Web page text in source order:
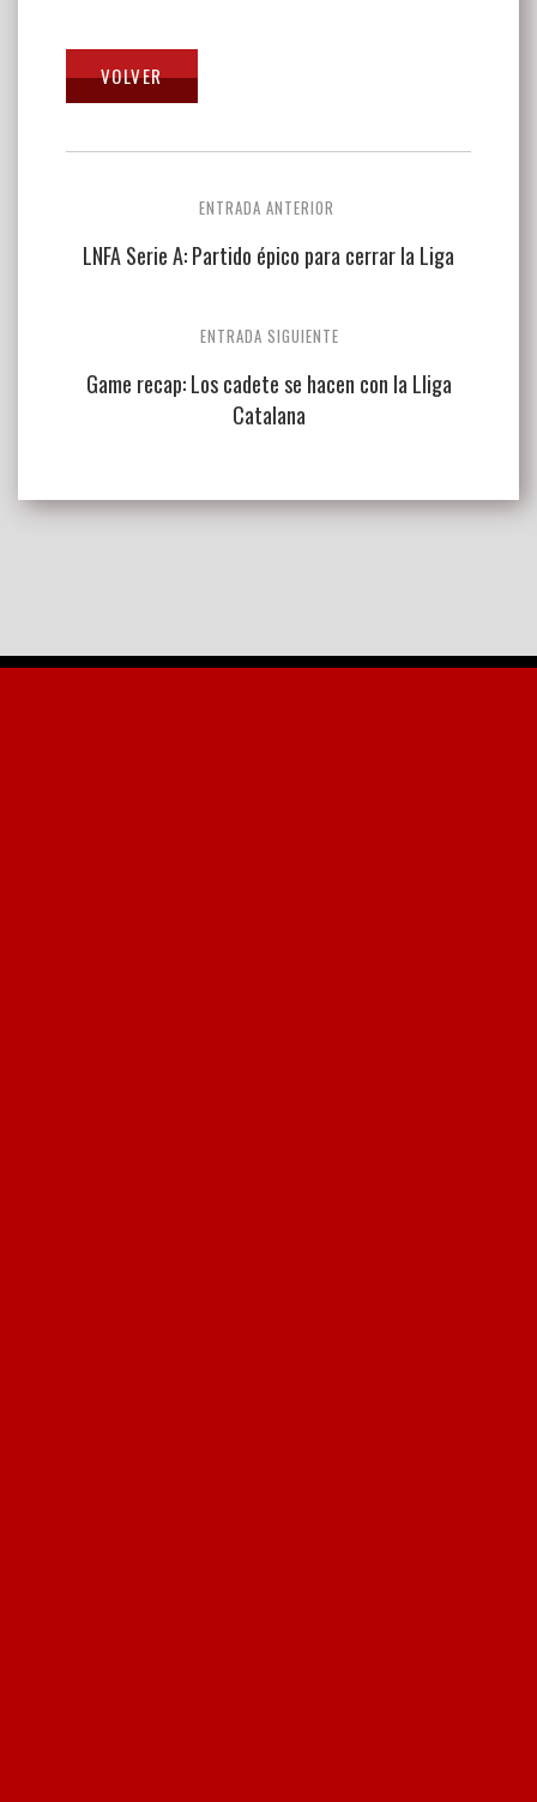
de
ENTRADA ANTERIOR
LNFA Serie A: Partido épico para cerrar la Liga
ENTRADA SIGUIENTE
Game recap: Los cadete se hacen con la Lliga
Catalana